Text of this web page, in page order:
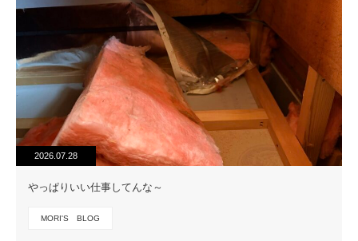
2026.07.28
やっぱりいい仕事してんな～
MORI'S BLOG